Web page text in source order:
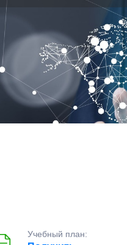
Учебный план: